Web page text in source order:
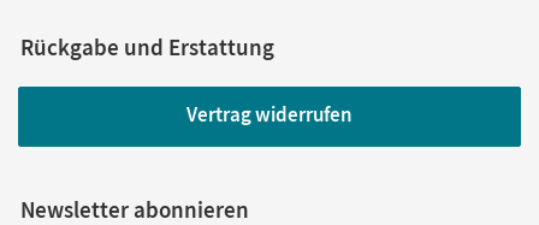
Rückgabe und Erstattung
Vertrag widerrufen
Newsletter abonnieren